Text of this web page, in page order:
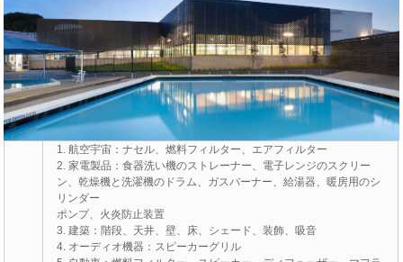
1. 航空宇宙：ナセル、燃料フィルター、エアフィルター
2. 家電製品：食器洗い機のストレーナー、電子レンジのスクリー
ン、乾燥機と洗濯機のドラム、ガスバーナー、給湯器、暖房用のシ
リンダー
ポンプ、火炎防止装置
3. 建築：階段、天井、壁、床、シェード、装飾、吸音
4. オーディオ機器：スピーカーグリル